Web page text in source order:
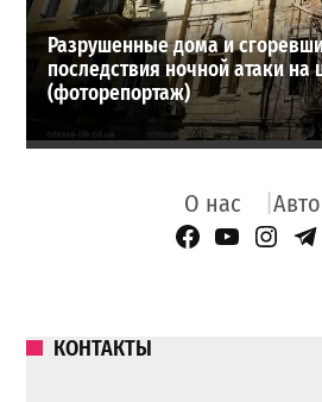
Разрушенные дома и
последствия ночной атаки на
(фоторепортаж)
О нас
Facebook Page
YouTube
КОНТАКТЫ